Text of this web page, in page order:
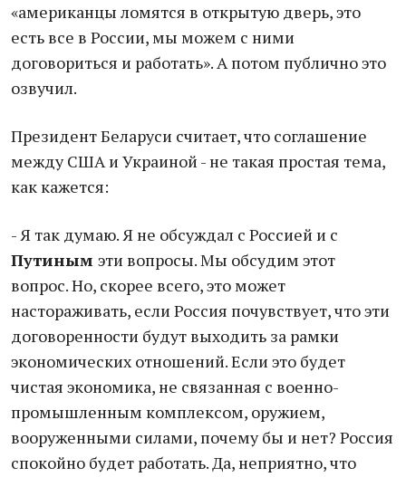
«американцы ломятся в открытую дверь, это
есть все в России, мы можем с ними
договориться и работать». А потом публично это
озвучил.
Президент Беларуси считает, что соглашение
между США и Украиной - не такая простая тема,
как кажется:
- Я так думаю. Я не обсуждал с Россией и с
Путиным эти вопросы. Мы обсудим этот
вопрос. Но, скорее всего, это может
настораживать, если Россия почувствует, что эти
договоренности будут выходить за рамки
экономических отношений. Если это будет
чистая экономика, не связанная с военно-
промышленным комплексом, оружием,
вооруженными силами, почему бы и нет? Россия
спокойно будет работать. Да, неприятно, что